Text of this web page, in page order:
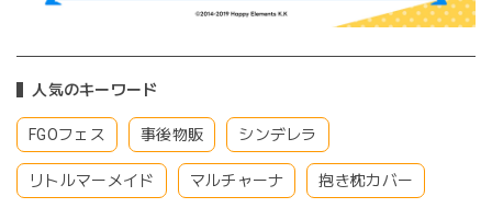
人気のキーワード
FGOフェス 事後物販 シンデレラ
リトルマーメイド マルチャーナ 抱き枕カバー